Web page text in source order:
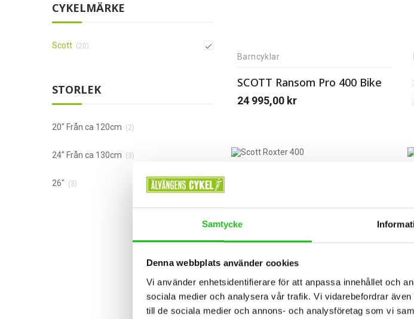
Samtycke
Denna webbplats använder cookies
Vi använder enhetsidentifierare för att anpassa innehållet och
sociala medier och analysera vår trafik. Vi vidarebefordrar
till de sociala medier och annons- och analysföretag som vi
CYKELMÄRKE
Scott (20)
STORLEK
20" Från ca 120cm (2)
24" Från ca 130cm (3)
26" (3)
Barncyklar
SCOTT Ransom Pro 400 Bike
24 995,00 kr